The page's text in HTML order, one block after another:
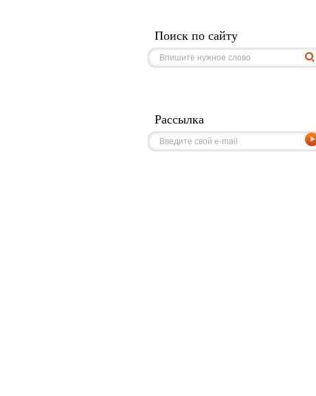
Поиск по сайту
Рассылка